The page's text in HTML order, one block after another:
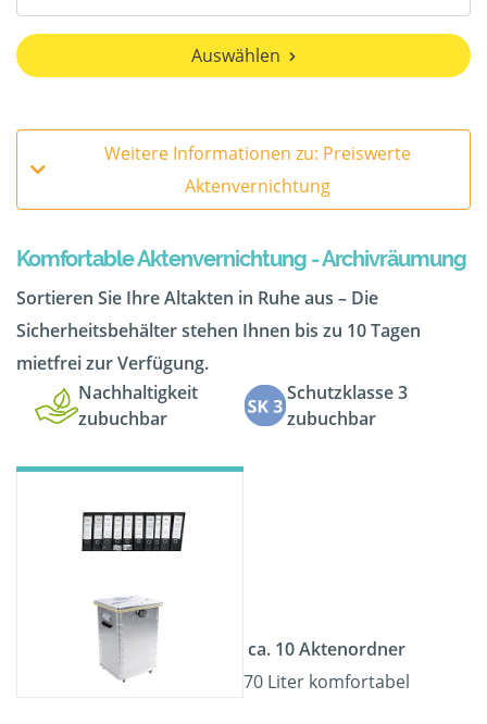
Auswählen
Weitere Informationen zu: Preiswerte
Aktenvernichtung
Komfortable Aktenvernichtung - Archivräumung
Sortieren Sie Ihre Altakten in Ruhe aus – Die
Sicherheitsbehälter stehen Ihnen bis zu 10 Tagen
mietfrei zur Verfügung.
Nachhaltigkeit
zubuchbar
Schutzklasse 3
zubuchbar
ca. 10 Aktenordner
70 Liter komfortabel